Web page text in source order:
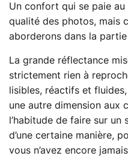
Un confort qui se paie
qualité des photos, mais
aborderons dans la
La grande réflectance
strictement rien à
lisibles, réactifs et
une autre dimension aux
l’habitude de faire sur
d’une certaine manière,
vous n’avez encore